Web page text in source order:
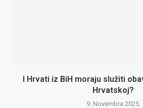
I Hrvati iz BiH moraju služiti
Hrvatskoj?
9. Novembra 2025.